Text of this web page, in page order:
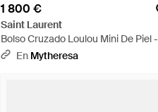
1 800 €
Saint Laurent
Bolso Cruzado Loulou Mini De Piel -
Blanco
En Mytheresa